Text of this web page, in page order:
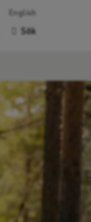
English
Sök